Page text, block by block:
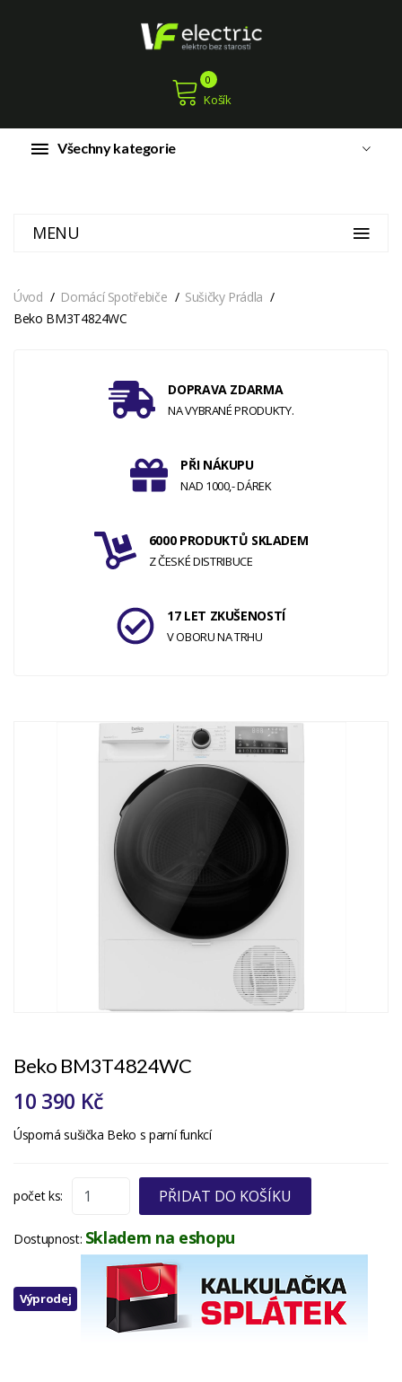
Košík
0
Všechny kategorie
MENU
Úvod Domácí Spotřebiče
Sušičky Prádla
Beko BM3T4824WC
DOPRAVA ZDARMA
NA VYBRANÉ PRODUKTY.
PŘI NÁKUPU
NAD 1000,- DÁREK
6000 PRODUKTŮ SKLADEM
Z ČESKÉ DISTRIBUCE
17 LET ZKUŠENOSTÍ
V OBORU NA TRHU
Beko BM3T4824WC
10 390 Kč
Úsporná sušička Beko s parní funkcí
počet ks: PŘIDAT DO KOŠÍKU
Dostupnost: Skladem na eshopu
Výprodej